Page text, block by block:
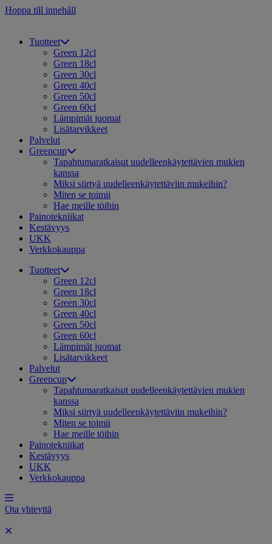
Hoppa till innehåll
Tuotteet
Green 12cl
Green 18cl
Green 30cl
Green 40cl
Green 50cl
Green 60cl
Lämpimät juomat
Lisätarvikkeet
Palvelut
Greencup
Tapahtumaratkaisut uudelleenkäytettävien mukien
kanssa
Miksi siirtyä uudelleenkäytettäviin mukeihin?
Miten se toimii
Hae meille töihin
Painotekniikat
Kestävyys
UKK
Verkkokauppa
Tuotteet
Green 12cl
Green 18cl
Green 30cl
Green 40cl
Green 50cl
Green 60cl
Lämpimät juomat
Lisätarvikkeet
Palvelut
Greencup
Tapahtumaratkaisut uudelleenkäytettävien mukien
kanssa
Miksi siirtyä uudelleenkäytettäviin mukeihin?
Miten se toimii
Hae meille töihin
Painotekniikat
Kestävyys
UKK
Verkkokauppa
Ota yhteyttä